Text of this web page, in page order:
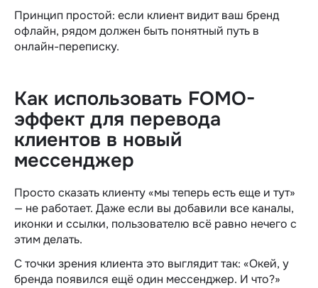
Принцип простой: если клиент видит ваш бренд
офлайн, рядом должен быть понятный путь в
онлайн-переписку.
Как использовать FOMO-
эффект для перевода
клиентов в новый
мессенджер
Просто сказать клиенту «мы теперь есть еще и тут»
— не работает. Даже если вы добавили все каналы,
иконки и ссылки, пользователю всё равно нечего с
этим делать.
С точки зрения клиента это выглядит так: «Окей, у
бренда появился ещё один мессенджер. И что?»